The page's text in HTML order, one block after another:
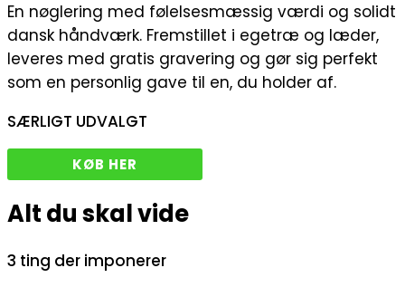
En nøglering med følelsesmæssig værdi og solidt
dansk håndværk. Fremstillet i egetræ og læder,
leveres med gratis gravering og gør sig perfekt
som en personlig gave til en, du holder af.
SÆRLIGT UDVALGT
KØB HER
Alt du skal vide
3 ting der imponerer